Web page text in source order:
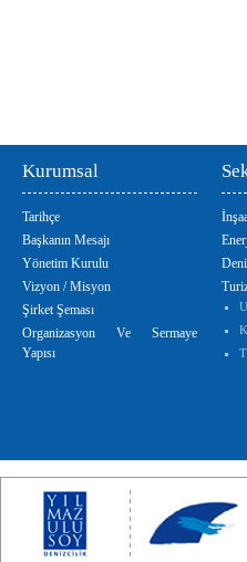
Kurumsal
Tarihçe
Başkanın Mesajı
Yönetim Kurulu
Vizyon / Misyon
Şirket Şeması
Organizasyon Ve Sermaye
Yapısı